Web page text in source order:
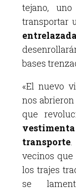
tejano,
transportar
bases
«El nuevo
nos
que
transporte.
vecinos
los trajes
se